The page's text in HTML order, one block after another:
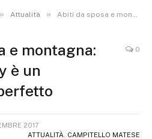
» Attualità » Abiti da sposa e montagna: per Sara Cetty è un ‘matrimonio’ perfetto
e montagna:
è un
0
2017
ATTUALITÀ
CAMPITELLO MATESE